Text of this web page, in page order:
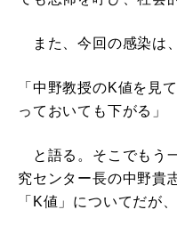
また、今回の感染は、
「中野教授のK値を見
っておいても下がる」
と語る。そこでもう
究センター長の中野貴
「K値」についてだが、